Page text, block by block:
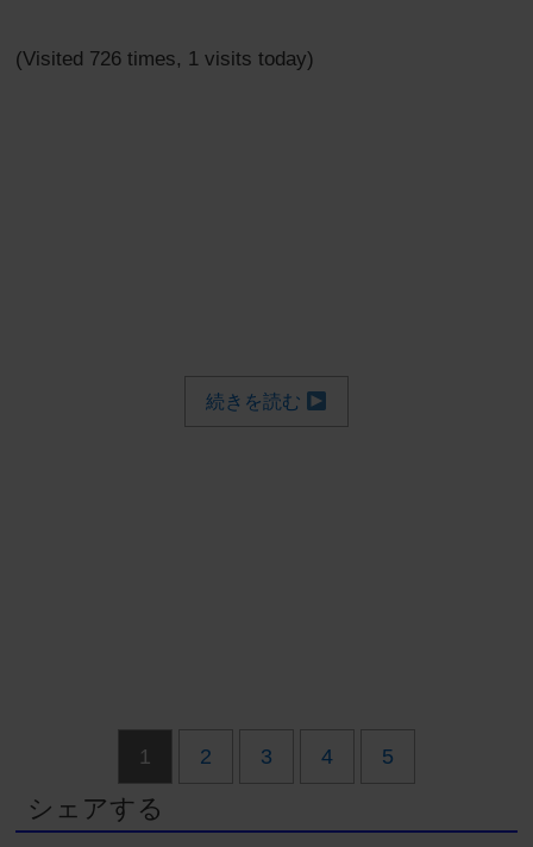
(Visited 726 times, 1 visits today)
続きを読む
1 2 3 4 5
シェアする